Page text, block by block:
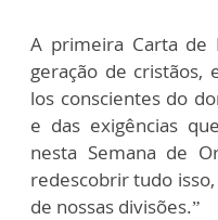
A primeira Carta de
geração de cristãos,
los conscientes do
e das exigências
nesta Semana de
redescobrir tudo
de nossas divisões.”